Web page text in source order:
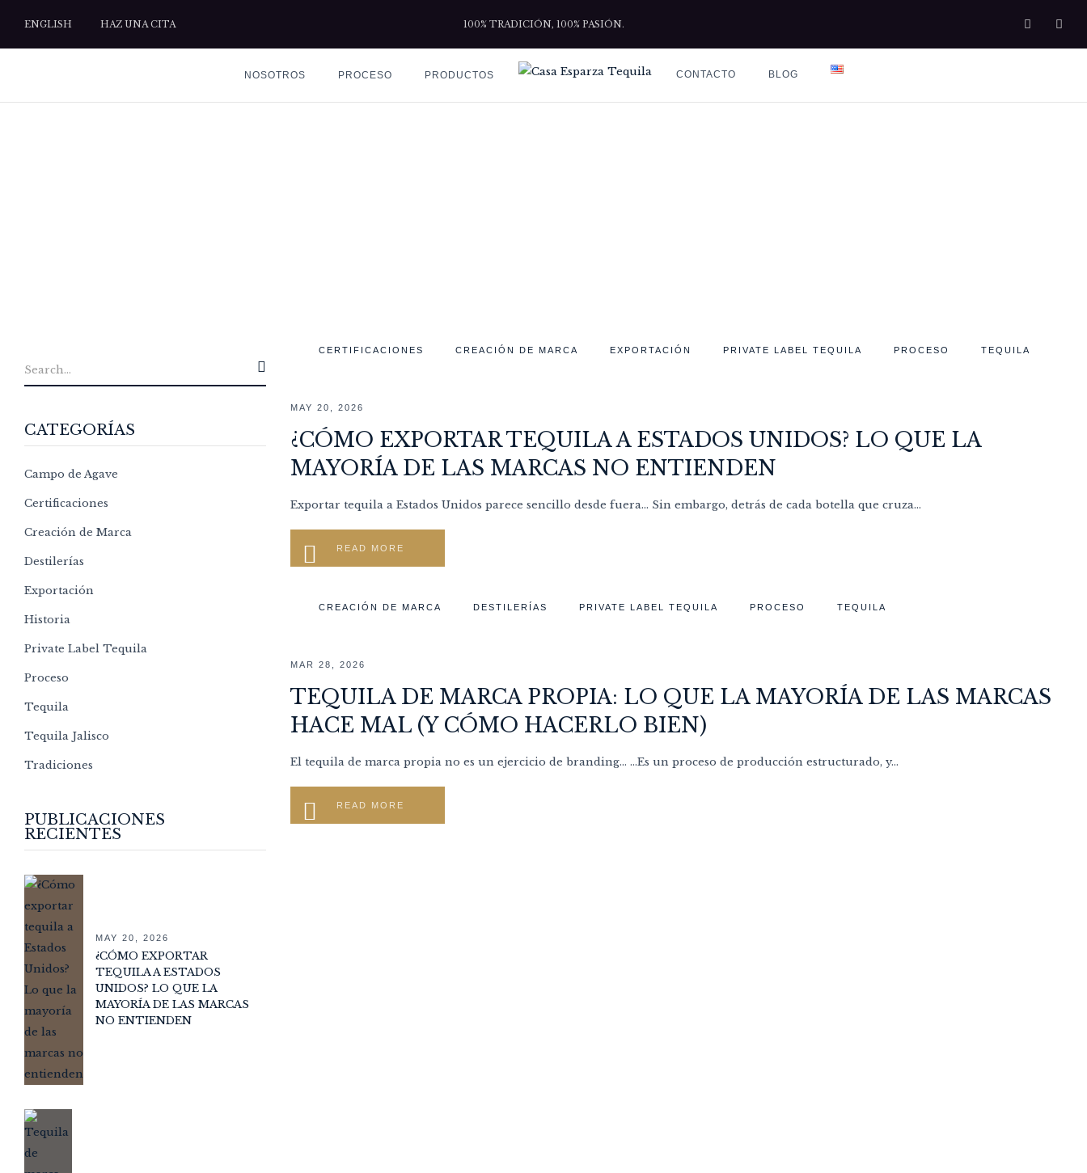
ENGLISH HAZ UNA CITA 100% TRADICIÓN, 100% PASIÓN.
NOSOTROS PROCESO PRODUCTOS CONTACTO BLOG
CATEGORÍAS
Campo de Agave
Certificaciones
Creación de Marca
Destilerías
Exportación
Historia
Private Label Tequila
Proceso
Tequila
Tequila Jalisco
Tradiciones
PUBLICACIONES
RECIENTES
MAY 20, 2026
¿CÓMO EXPORTAR
TEQUILA A ESTADOS
UNIDOS? LO QUE LA
MAYORÍA DE LAS MARCAS
NO ENTIENDEN
CERTIFICACIONES CREACIÓN DE MARCA EXPORTACIÓN PRIVATE LABEL TEQUILA PROCESO TEQUILA
MAY 20, 2026
¿CÓMO EXPORTAR TEQUILA A ESTADOS UNIDOS? LO QUE LA
MAYORÍA DE LAS MARCAS NO ENTIENDEN
Exportar tequila a Estados Unidos parece sencillo desde fuera… Sin embargo, detrás de cada botella que cruza...
READ MORE
CREACIÓN DE MARCA DESTILERÍAS PRIVATE LABEL TEQUILA PROCESO TEQUILA
MAR 28, 2026
TEQUILA DE MARCA PROPIA: LO QUE LA MAYORÍA DE LAS MARCAS
HACE MAL (Y CÓMO HACERLO BIEN)
El tequila de marca propia no es un ejercicio de branding… …Es un proceso de producción estructurado, y...
READ MORE